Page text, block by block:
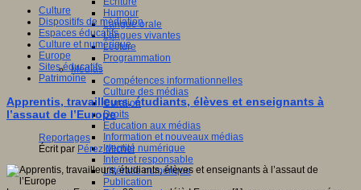
Humour
Langue orale
Langues vivantes
Lecture
Programmation
Médias
Compétences informationnelles
Culture des médias
Curation
Droits
Education aux médias
Information et nouveaux médias
Identité numérique
Internet responsable
Littératie numérique
Publication
Culture
Dispositifs de médiation
Espaces éducatifs
Culture et numérique
Europe
Sites éducatifs
Patrimoine
Apprentis, travailleurs, étudiants, élèves et enseignants à
l’assaut de l’Europe
Reportages
Écrit par Pérez Michel